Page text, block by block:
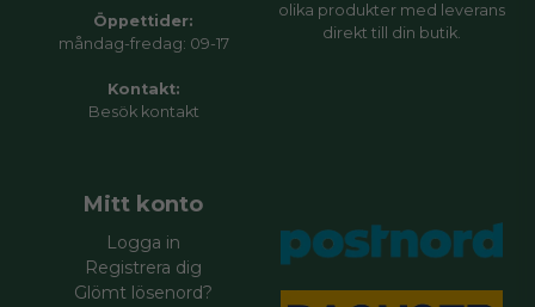
Öppettider:
måndag-fredag: 09-17
Kontakt:
Besök kontakt
olika produkter med leverans
direkt till din butik.
Mitt konto
Logga in
Registrera dig
Glömt lösenord?